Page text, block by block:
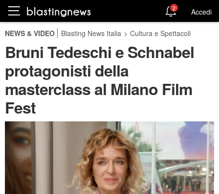
2 Accedi
NEWS & VIDEO Blasting News Italia > Cultura e Spettacoli
Bruni Tedeschi e Schnabel
protagonisti della
masterclass al Milano Film
Fest